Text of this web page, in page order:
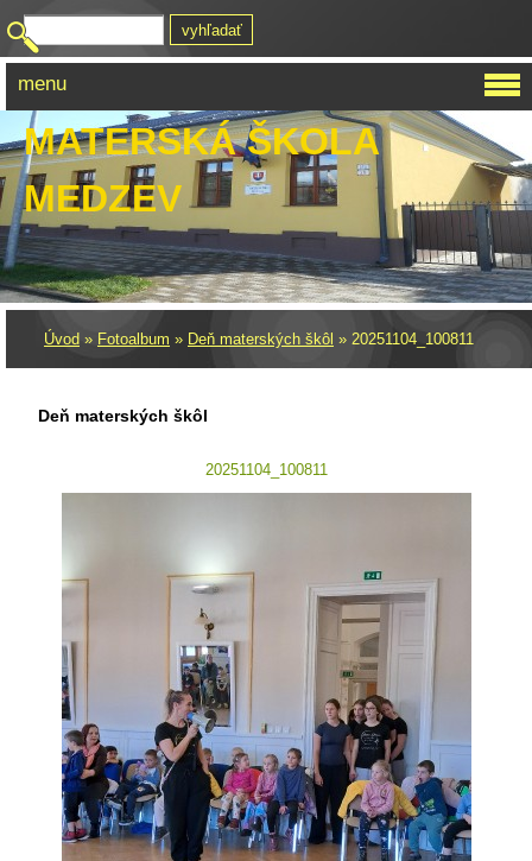
MATERSKÁ ŠKOLA
MEDZEV
Úvod » Fotoalbum » Deň materských škôl » 20251104_100811
Deň materských škôl
20251104_100811
menu